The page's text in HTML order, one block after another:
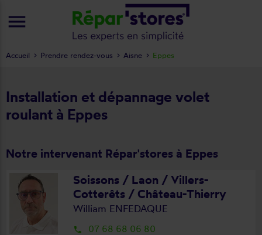
Installation et dépannage volet
roulant à Eppes
Notre intervenant Répar'stores à Eppes
Soissons / Laon / Villers-
Cotterêts / Château-Thierry
William ENFEDAQUE
local_phone 07 68 68 06 80
Accueil Prendre rendez-vous Aisne Eppes
menu